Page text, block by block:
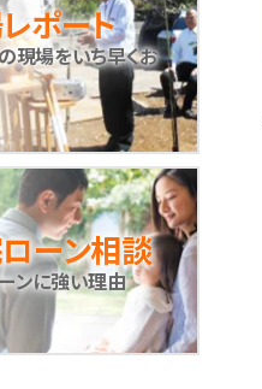
ポート
現場をいち早くお
ーン相談
ンに強い理由